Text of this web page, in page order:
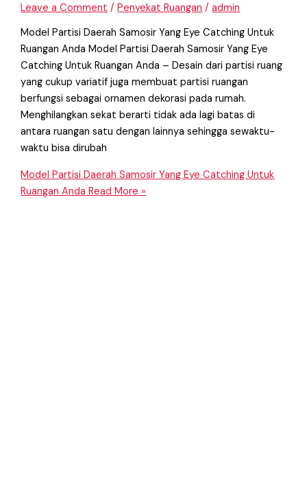
Leave a Comment /Penyekat Ruangan /admin
Model Partisi Daerah Samosir Yang Eye Catching Untuk
Ruangan Anda Model Partisi Daerah Samosir Yang Eye
Catching Untuk Ruangan Anda – Desain dari partisi ruang
yang cukup variatif juga membuat partisi ruangan
berfungsi sebagai ornamen dekorasi pada rumah.
Menghilangkan sekat berarti tidak ada lagi batas di
antara ruangan satu dengan lainnya sehingga sewaktu-
waktu bisa dirubah
Model Partisi Daerah Samosir Yang Eye Catching Untuk
Ruangan Anda Read More »